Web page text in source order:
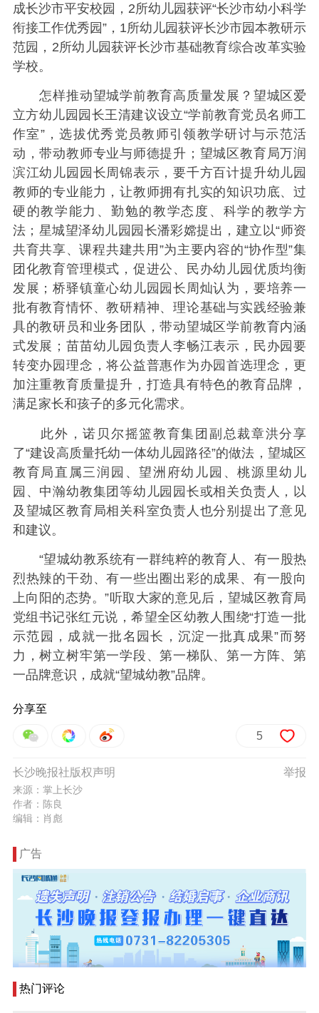
成长沙市平安校园，2所幼儿园获评“长沙市幼小科学
衔接工作优秀园”，1所幼儿园获评长沙市园本教研示
范园，2所幼儿园获评长沙市基础教育综合改革实验
学校。
怎样推动望城学前教育高质量发展？望城区爱
立方幼儿园园长王清建议设立“学前教育党员名师工
作室”，选拔优秀党员教师引领教学研讨与示范活
动，带动教师专业与师德提升；望城区教育局万润
滨江幼儿园园长周锦表示，要千方百计提升幼儿园
教师的专业能力，让教师拥有扎实的知识功底、过
硬的教学能力、勤勉的教学态度、科学的教学方
法；星城望泽幼儿园园长潘彩嫦提出，建立以“师资
共育共享、课程共建共用”为主要内容的“协作型”集
团化教育管理模式，促进公、民办幼儿园优质均衡
发展；桥驿镇童心幼儿园园长周灿认为，要培养一
批有教育情怀、教研精神、理论基础与实践经验兼
具的教研员和业务团队，带动望城区学前教育内涵
式发展；苗苗幼儿园负责人李畅江表示，民办园要
转变办园理念，将公益普惠作为办园首选理念，更
加注重教育质量提升，打造具有特色的教育品牌，
满足家长和孩子的多元化需求。
此外，诺贝尔摇篮教育集团副总裁章洪分享
了“建设高质量托幼一体幼儿园路径”的做法，望城区
教育局直属三润园、望洲府幼儿园、桃源里幼儿
园、中瀚幼教集团等幼儿园园长或相关负责人，以
及望城区教育局相关科室负责人也分别提出了意见
和建议。
“望城幼教系统有一群纯粹的教育人、有一股热
烈热辣的干劲、有一些出圈出彩的成果、有一股向
上向阳的态势。”听取大家的意见后，望城区教育局
党组书记张红元说，希望全区幼教人围绕“打造一批
示范园，成就一批名园长，沉淀一批真成果”而努
力，树立树牢第一学段、第一梯队、第一方阵、第
一品牌意识，成就“望城幼教”品牌。
分享至
5
举报
长沙晚报社版权声明
来源：掌上长沙
作者：陈良
编辑：肖彪
广告
热门评论